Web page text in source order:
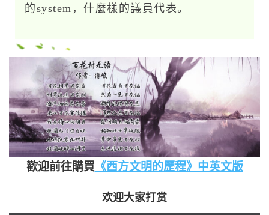
的system，什麼樣的議員代表。
歡迎前往購買 《西方文明的歷程》中英文版
欢迎大家打赏